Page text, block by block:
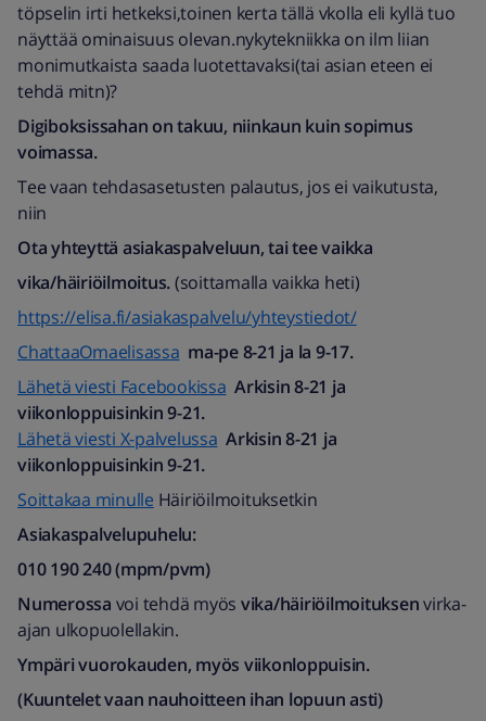
töpselin irti hetkeksi,toinen kerta tällä vkolla eli kyllä tuo
näyttää ominaisuus olevan.nykytekniikka on ilm liian
monimutkaista saada luotettavaksi(tai asian eteen ei
tehdä mitn)?
Digiboksissahan on takuu, niinkaun kuin sopimus
voimassa.
Tee vaan tehdasasetusten palautus, jos ei vaikutusta,
niin
Ota yhteyttä asiakaspalveluun, tai tee vaikka
vika/häiriöilmoitus.(soittamalla vaikka heti)
https://elisa.fi/asiakaspalvelu/yhteystiedot/
ChattaaOmaelisassa ma-pe 8-21 ja la 9-17.
Lähetä viesti Facebookissa Arkisin 8-21 ja
viikonloppuisinkin 9-21.
Lähetä viesti X-palvelussa Arkisin 8-21 ja
viikonloppuisinkin 9-21.
Soittakaa minulle Häiriöilmoituksetkin
Asiakaspalvelupuhelu:
010 190 240 (mpm/pvm)​
Numerossa voi tehdä myös vika/häiriöilmoituksenvirka-
ajan ulkopuolellakin.
Ympäri vuorokauden, myös viikonloppuisin.
(Kuuntelet vaan nauhoitteen ihan lopuun asti)